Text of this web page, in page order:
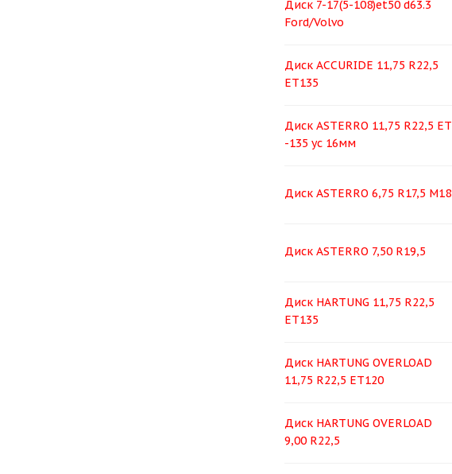
Диск 7-17(5-108)et50 d63.3
Ford/Volvo
Диск ACCURIDE 11,75 R22,5
ЕТ135
Диск ASTERRO 11,75 R22,5 ЕТ
-135 ус 16мм
Диск ASTERRO 6,75 R17,5 M18
Диск ASTERRO 7,50 R19,5
Диск HARTUNG 11,75 R22,5
ET135
Диск HARTUNG OVERLOAD
11,75 R22,5 ET120
Диск HARTUNG OVERLOAD
9,00 R22,5